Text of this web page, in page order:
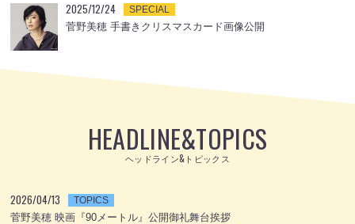
2025/12/24 SPECIAL
菅野美穂 手書きクリスマスカード画像公開
HEADLINE&TOPICS
ヘッドライン&トピックス
2026/04/13 TOPICS
菅野美穂 映画『90メートル』公開御礼舞台挨拶